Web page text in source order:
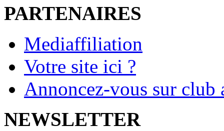
PARTENAIRES
Mediaffiliation
Votre site ici ?
Annoncez-vous sur
NEWSLETTER